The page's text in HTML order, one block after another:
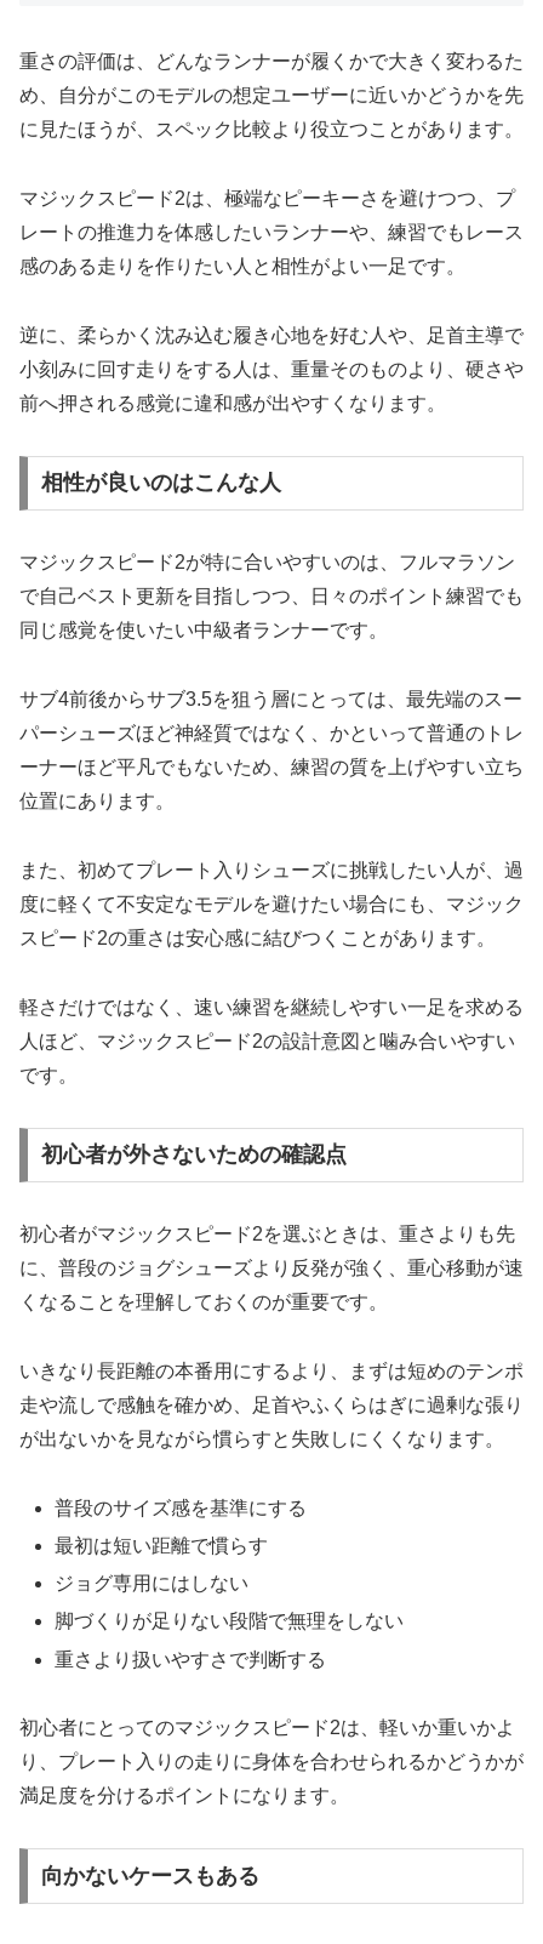
重さの評価は、どんなランナーが履くかで大きく変わるた
め、自分がこのモデルの想定ユーザーに近いかどうかを先
に見たほうが、スペック比較より役立つことがあります。
マジックスピード2は、極端なピーキーさを避けつつ、プ
レートの推進力を体感したいランナーや、練習でもレース
感のある走りを作りたい人と相性がよい一足です。
逆に、柔らかく沈み込む履き心地を好む人や、足首主導で
小刻みに回す走りをする人は、重量そのものより、硬さや
前へ押される感覚に違和感が出やすくなります。
相性が良いのはこんな人
マジックスピード2が特に合いやすいのは、フルマラソン
で自己ベスト更新を目指しつつ、日々のポイント練習でも
同じ感覚を使いたい中級者ランナーです。
サブ4前後からサブ3.5を狙う層にとっては、最先端のスー
パーシューズほど神経質ではなく、かといって普通のトレ
ーナーほど平凡でもないため、練習の質を上げやすい立ち
位置にあります。
また、初めてプレート入りシューズに挑戦したい人が、過
度に軽くて不安定なモデルを避けたい場合にも、マジック
スピード2の重さは安心感に結びつくことがあります。
軽さだけではなく、速い練習を継続しやすい一足を求める
人ほど、マジックスピード2の設計意図と噛み合いやすい
です。
初心者が外さないための確認点
初心者がマジックスピード2を選ぶときは、重さよりも先
に、普段のジョグシューズより反発が強く、重心移動が速
くなることを理解しておくのが重要です。
いきなり長距離の本番用にするより、まずは短めのテンポ
走や流しで感触を確かめ、足首やふくらはぎに過剰な張り
が出ないかを見ながら慣らすと失敗しにくくなります。
普段のサイズ感を基準にする
最初は短い距離で慣らす
ジョグ専用にはしない
脚づくりが足りない段階で無理をしない
重さより扱いやすさで判断する
初心者にとってのマジックスピード2は、軽いか重いかよ
り、プレート入りの走りに身体を合わせられるかどうかが
満足度を分けるポイントになります。
向かないケースもある